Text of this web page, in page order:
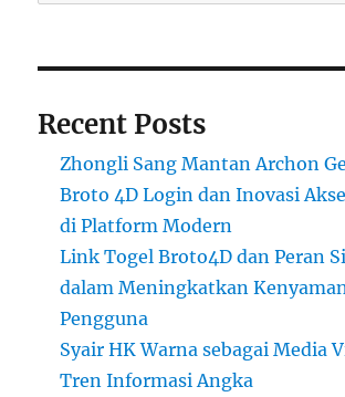
Recent Posts
Zhongli Sang Mantan Archon
Broto 4D Login dan Inovasi
di Platform Modern
Link Togel Broto4D dan Peran
dalam Meningkatkan
Pengguna
Syair HK Warna sebagai Media
Tren Informasi Angka